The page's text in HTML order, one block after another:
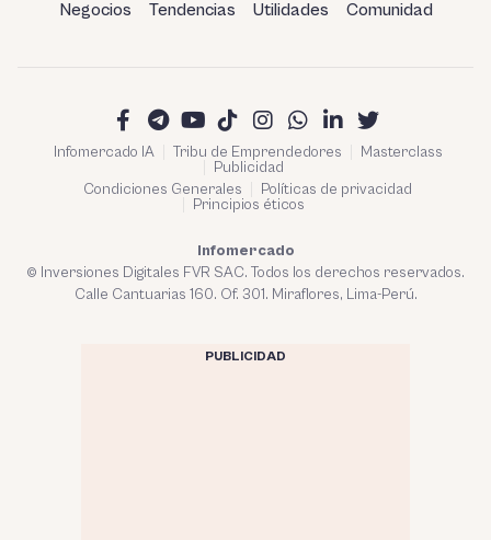
Negocios Tendencias Utilidades Comunidad
Infomercado IA Tribu de Emprendedores
Masterclass
Publicidad
Condiciones Generales
Políticas de privacidad
Principios éticos
Infomercado
© Inversiones Digitales FVR SAC. Todos los derechos reservados.
Calle Cantuarias 160. Of. 301. Miraflores, Lima-Perú.
PUBLICIDAD